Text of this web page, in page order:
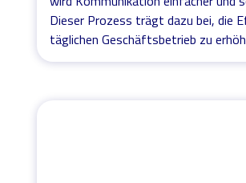
Dieser Prozess trägt dazu bei, die
täglichen Geschäftsbetrieb zu